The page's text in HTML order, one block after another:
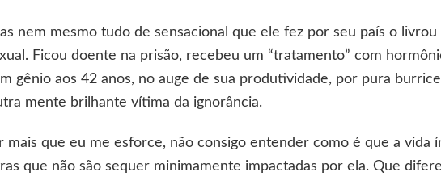
nem mesmo tudo de sensacional que ele fez por seu país o
Ficou doente na prisão, recebeu um “tratamento” com
gênio aos 42 anos, no auge de sua produtividade, por pura
mente brilhante vítima da ignorância.
mais que eu me esforce, não consigo entender como é que a vida
que não são sequer minimamente impactadas por ela. Que